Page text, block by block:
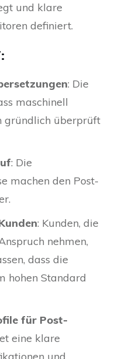
und klare
definiert.
: Die
maschinell
gründlich überprüft
: Die
machen den Post-
: Kunden, die
nehmen,
dass die
hohen Standard
für Post-
eine klare